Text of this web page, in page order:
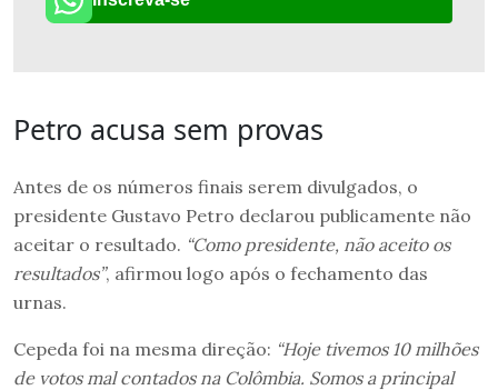
Petro acusa sem provas
Antes de os números finais serem divulgados, o
presidente Gustavo Petro declarou publicamente não
aceitar o resultado. “Como presidente, não aceito os
resultados”, afirmou logo após o fechamento das
urnas.
Cepeda foi na mesma direção: “Hoje tivemos 10 milhões
de votos mal contados na Colômbia. Somos a principal